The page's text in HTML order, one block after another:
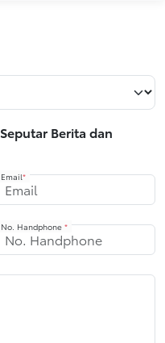
Berita dan
Email*
No. Handphone *